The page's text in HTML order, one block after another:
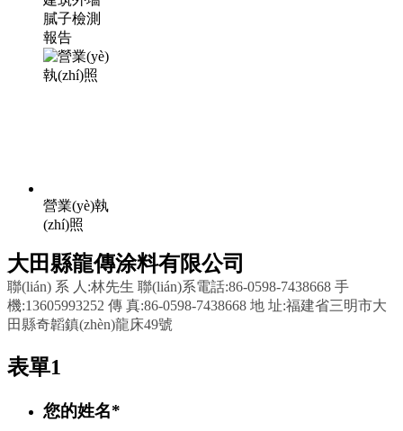
膩子檢測
報告
營業(yè)執
(zhí)照
大田縣龍傳涂料有限公司
聯(lián) 系 人:林先生 聯(lián)系電話:86-0598-7438668 手
機:13605993252 傳 真:86-0598-7438668 地 址:福建省三明市大
田縣奇韜鎮(zhèn)龍床49號
表單1
您的姓名*